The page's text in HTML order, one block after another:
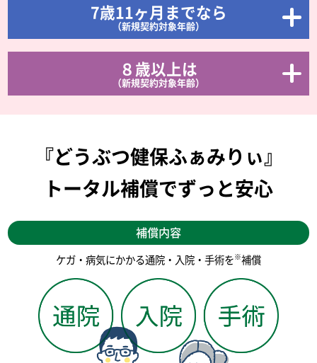
7歳11ヶ月までなら
（新規契約対象年齢）
８歳以上は
（新規契約対象年齢）
『どうぶつ健保ふぁみりぃ』
トータル補償でずっと安心
補償内容
ケガ・病気にかかる通院・入院・手術を※補償